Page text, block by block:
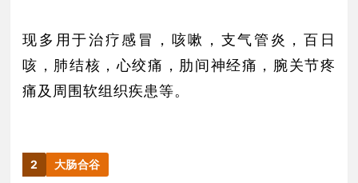
现多用于治疗感冒，咳嗽，支气管炎，百日
咳，肺结核，心绞痛，肋间神经痛，腕关节疼
痛及周围软组织疾患等。
2 大肠合谷